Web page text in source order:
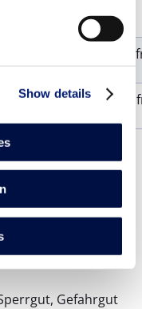
Show details
auf
Auf
der Warenwert
als Sperrgut oder
für Sendungen mit
Zuschläge
Gefahrgut